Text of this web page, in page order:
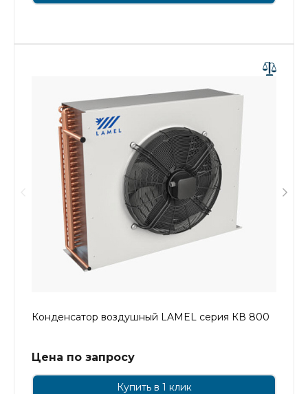
Конденсатор воздушный LAMEL серия КВ 800
Цена по запросу
Купить в 1 клик